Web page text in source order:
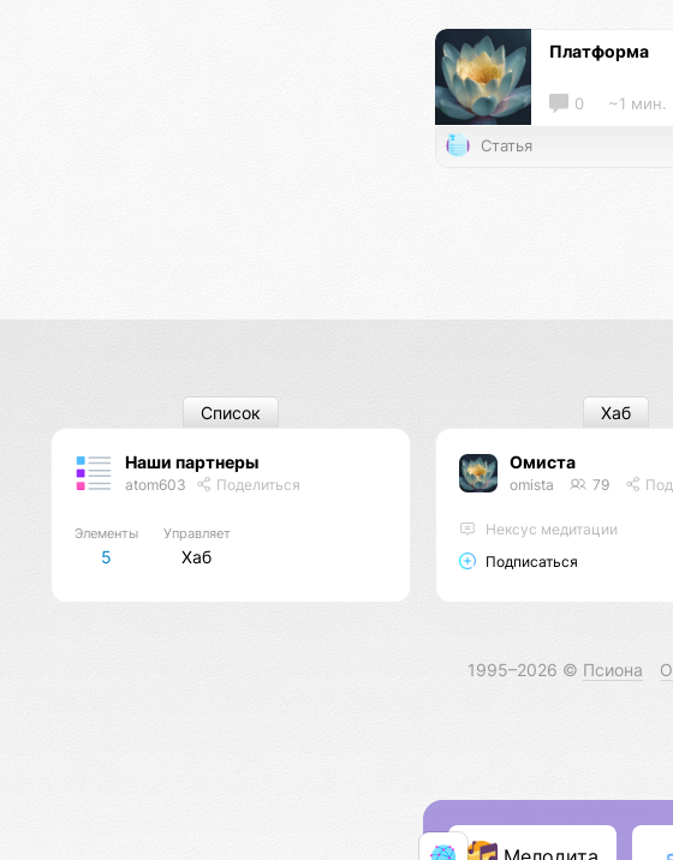
Платформа
0 ~1 мин.
Статья
Наши партнеры
atom603 Поделиться
Элементы
5
Управляет
Хаб
Список
Омиста
omista 79
Нексус медитации
Подписаться
Хаб
1995–2026 © Псиона